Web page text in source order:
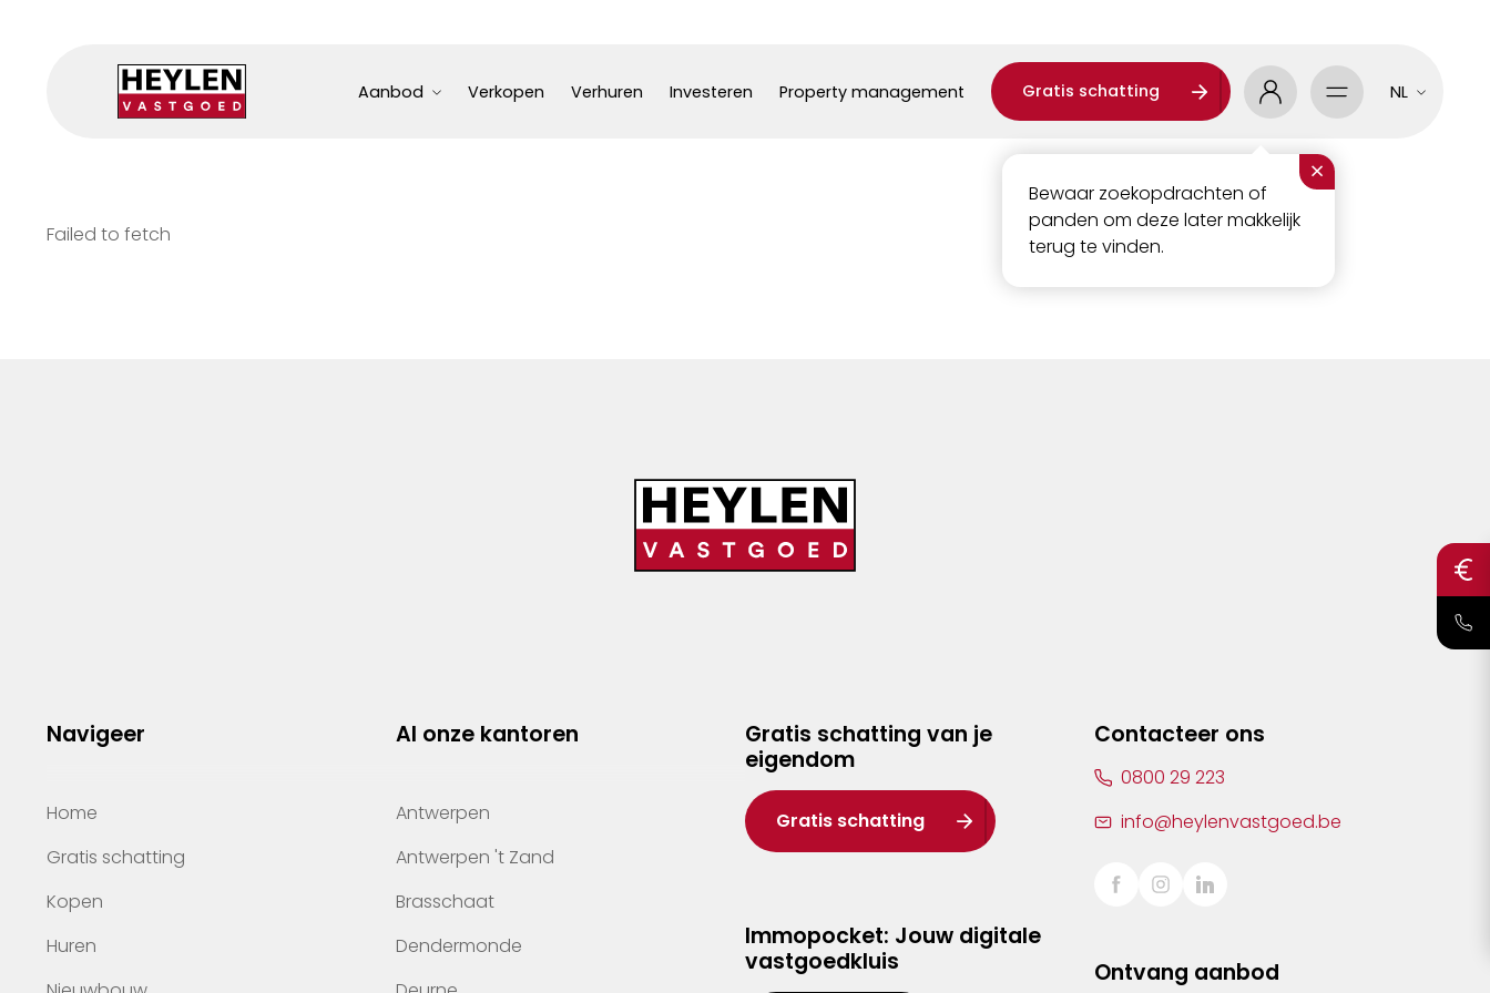
Aanbod Verkopen Verhuren Investeren Property management Gratis schatting
×
Bewaar zoekopdrachten of
panden om deze later makkelijk
terug te vinden.
NL
Failed to fetch
Navigeer
Home
Gratis schatting
Kopen
Huren
Al onze kantoren
Antwerpen
Antwerpen 't Zand
Brasschaat
Dendermonde
Gratis schatting van je
eigendom
Gratis schatting
Immopocket: Jouw digitale
vastgoedkluis
Contacteer ons
0800 29 223
info@heylenvastgoed.be
Ontvang aanbod